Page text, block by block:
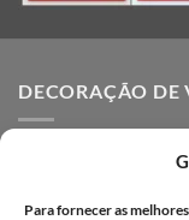
Para fornecer as
DECORAÇÃO DE
Decoração de